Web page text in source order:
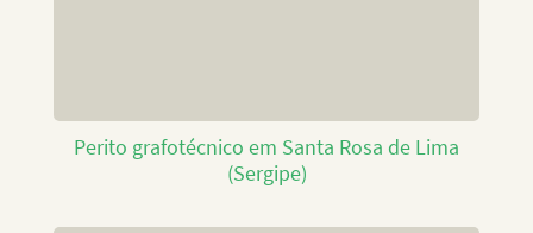
Perito grafotécnico em Santa Rosa de Lima
(Sergipe)